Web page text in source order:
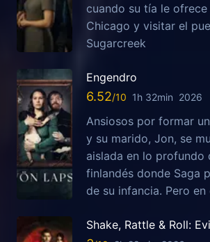
cuando su tía le
Chicago y visitar el
Sugarcreek
Engendro
6.52 1h 32min 2026
Ansiosos por formar
y su marido, Jon, se
aislada en lo profundo
finlandés donde Saga
de su infancia. Pero
Shake, Rattle & Roll: